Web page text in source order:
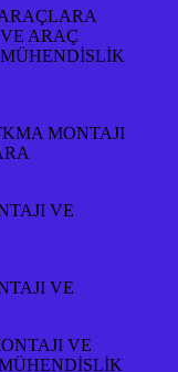
ARAÇ
MONTAJI
VE
VE